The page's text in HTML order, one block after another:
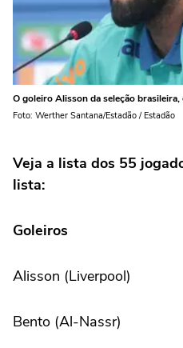
O goleiro Alisson da seleção
Foto: Werther Santana/Estadão / Estadão
Veja a lista dos 55
lista:
Goleiros
Alisson (Liverpool)
Bento (Al-Nassr)